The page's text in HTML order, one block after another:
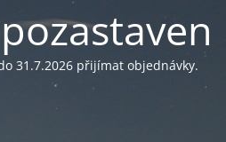
31.7.2026 přijímat objednávky.